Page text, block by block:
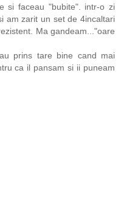
si faceau "bubite". intr-o zi
am zarit un set de 4incaltari
Ma gandeam..."oare
prins tare bine cand mai
ca il pansam si ii puneam